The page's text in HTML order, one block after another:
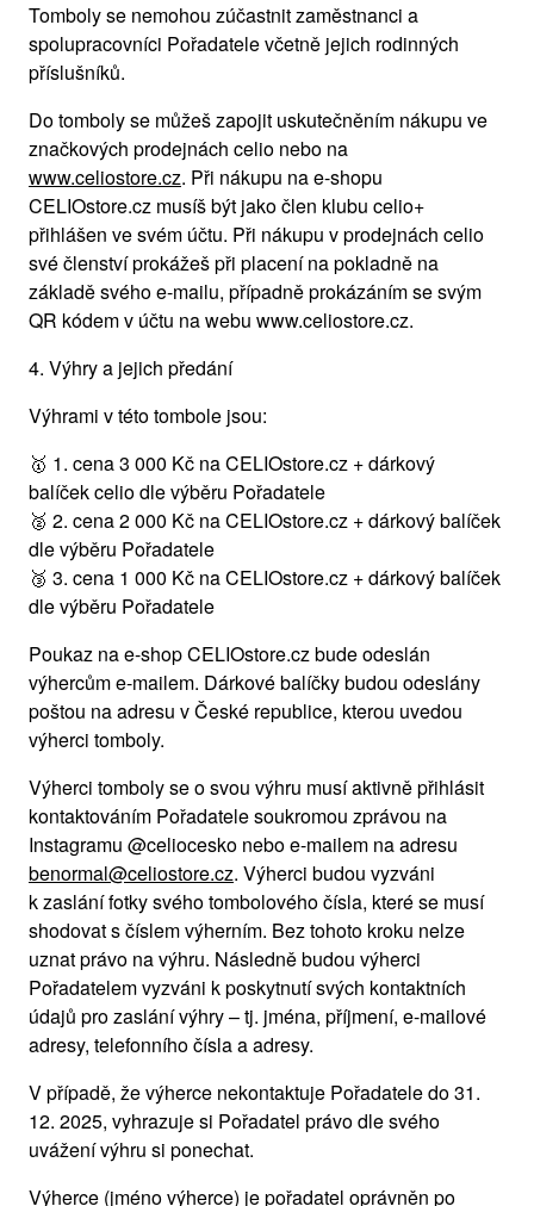
Tomboly se nemohou zúčastnit zaměstnanci a
spolupracovníci Pořadatele včetně jejich rodinných
příslušníků.
Do tomboly se můžeš zapojit uskutečněním nákupu ve
značkových prodejnách celio nebo na
www.celiostore.cz. Při nákupu na e-shopu
CELIOstore.cz musíš být jako člen klubu celio+
přihlášen ve svém účtu. Při nákupu v prodejnách celio
své členství prokážeš při placení na pokladně na
základě svého e-mailu, případně prokázáním se svým
QR kódem v účtu na webu www.celiostore.cz.
4. Výhry a jejich předání
Výhrami v této tombole jsou:
🥇 1. cena 3 000 Kč na CELIOstore.cz + dárkový
balíček celio dle výběru Pořadatele
🥈 2. cena 2 000 Kč na CELIOstore.cz + dárkový balíček
dle výběru Pořadatele
🥉 3. cena 1 000 Kč na CELIOstore.cz + dárkový balíček
dle výběru Pořadatele
Poukaz na e-shop CELIOstore.cz bude odeslán
výhercům e-mailem. Dárkové balíčky budou odeslány
poštou na adresu v České republice, kterou uvedou
výherci tomboly.
Výherci tomboly se o svou výhru musí aktivně přihlásit
kontaktováním Pořadatele soukromou zprávou na
Instagramu @celiocesko nebo e-mailem na adresu
benormal@celiostore.cz. Výherci budou vyzváni
k zaslání fotky svého tombolového čísla, které se musí
shodovat s číslem výherním. Bez tohoto kroku nelze
uznat právo na výhru. Následně budou výherci
Pořadatelem vyzváni k poskytnutí svých kontaktních
údajů pro zaslání výhry – tj. jména, příjmení, e-mailové
adresy, telefonního čísla a adresy.
V případě, že výherce nekontaktuje Pořadatele do 31.
12. 2025, vyhrazuje si Pořadatel právo dle svého
uvážení výhru si ponechat.
Výherce (jméno výherce) je pořadatel oprávněn po